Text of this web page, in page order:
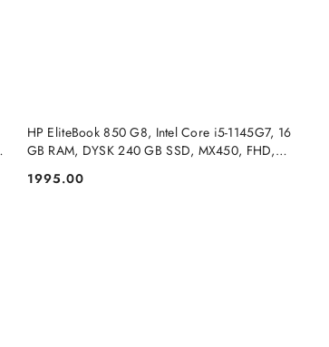
HP EliteBook 850 G8, Intel Core i5-1145G7, 16
GB RAM, DYSK 240 GB SSD, MX450, FHD,
Cena:
1995.00
DO KOSZYKA